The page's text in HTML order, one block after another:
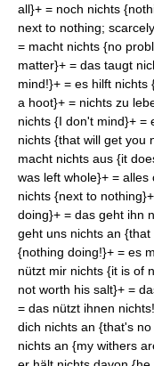
all}+ = noch nichts
next to nothing;
= macht nichts {no
matter}+ = das taugt
mind!}+ = es hilft nichts
a hoot}+ = nichts zu
nichts {I don't mind}+ =
nichts {that will get you
macht nichts aus {it
was left whole}+ =
nichts {next to
doing}+ = das geht ihn
geht uns nichts an
{nothing doing!}+ = es
nützt mir nichts {it is of
not worth his salt}+ =
= das nützt ihnen
dich nichts an {that's
nichts an {my withers